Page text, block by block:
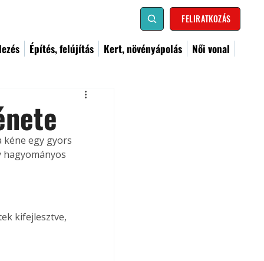
FELIRATKOZÁS
Építés, felújítás Kert, növényápolás Női vonal
kéne egy gyors
hagyományos
kifejlesztve,